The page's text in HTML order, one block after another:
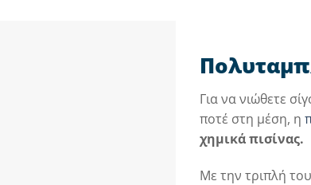
Για να νιώθετε
ποτέ στη μέση, η
χημικά πισίνας.
Με την τριπλή